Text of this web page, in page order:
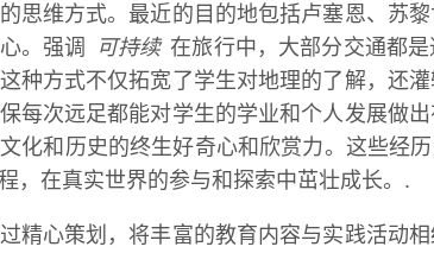
思维方式。最近的目的地包括卢塞恩、苏
。强调
可持续 在旅行中，大部分交通都
种方式不仅拓宽了学生对地理的了解，还
每次远足都能对学生的学业和个人发展做
化和历史的终生好奇心和欣赏力。这些经
，在真实世界的参与和探索中茁壮成长。.
精心策划，将丰富的教育内容与实践活动